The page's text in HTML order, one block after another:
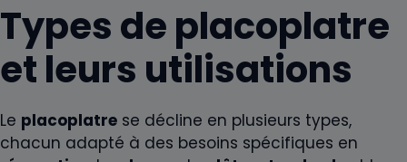
Types de placoplatre
et leurs utilisations
Le placoplatre se décline en plusieurs types,
chacun adapté à des besoins spécifiques en